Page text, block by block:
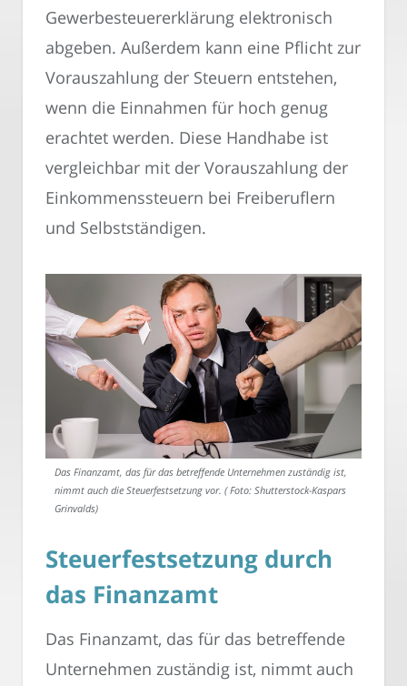
Gewerbesteuererklärung elektronisch
abgeben. Außerdem kann eine Pflicht zur
Vorauszahlung der Steuern entstehen,
wenn die Einnahmen für hoch genug
erachtet werden. Diese Handhabe ist
vergleichbar mit der Vorauszahlung der
Einkommenssteuern bei Freiberuflern
und Selbstständigen.
Das Finanzamt, das für das betreffende Unternehmen zuständig ist,
nimmt auch die Steuerfestsetzung vor. ( Foto: Shutterstock-Kaspars
Grinvalds)
Steuerfestsetzung durch
das Finanzamt
Das Finanzamt, das für das betreffende
Unternehmen zuständig ist, nimmt auch